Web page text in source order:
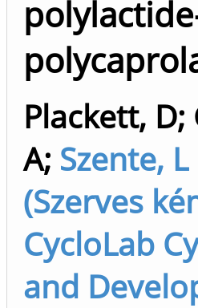
Plackett, D;
A; Szente,
(Szerves
CycloLab
and